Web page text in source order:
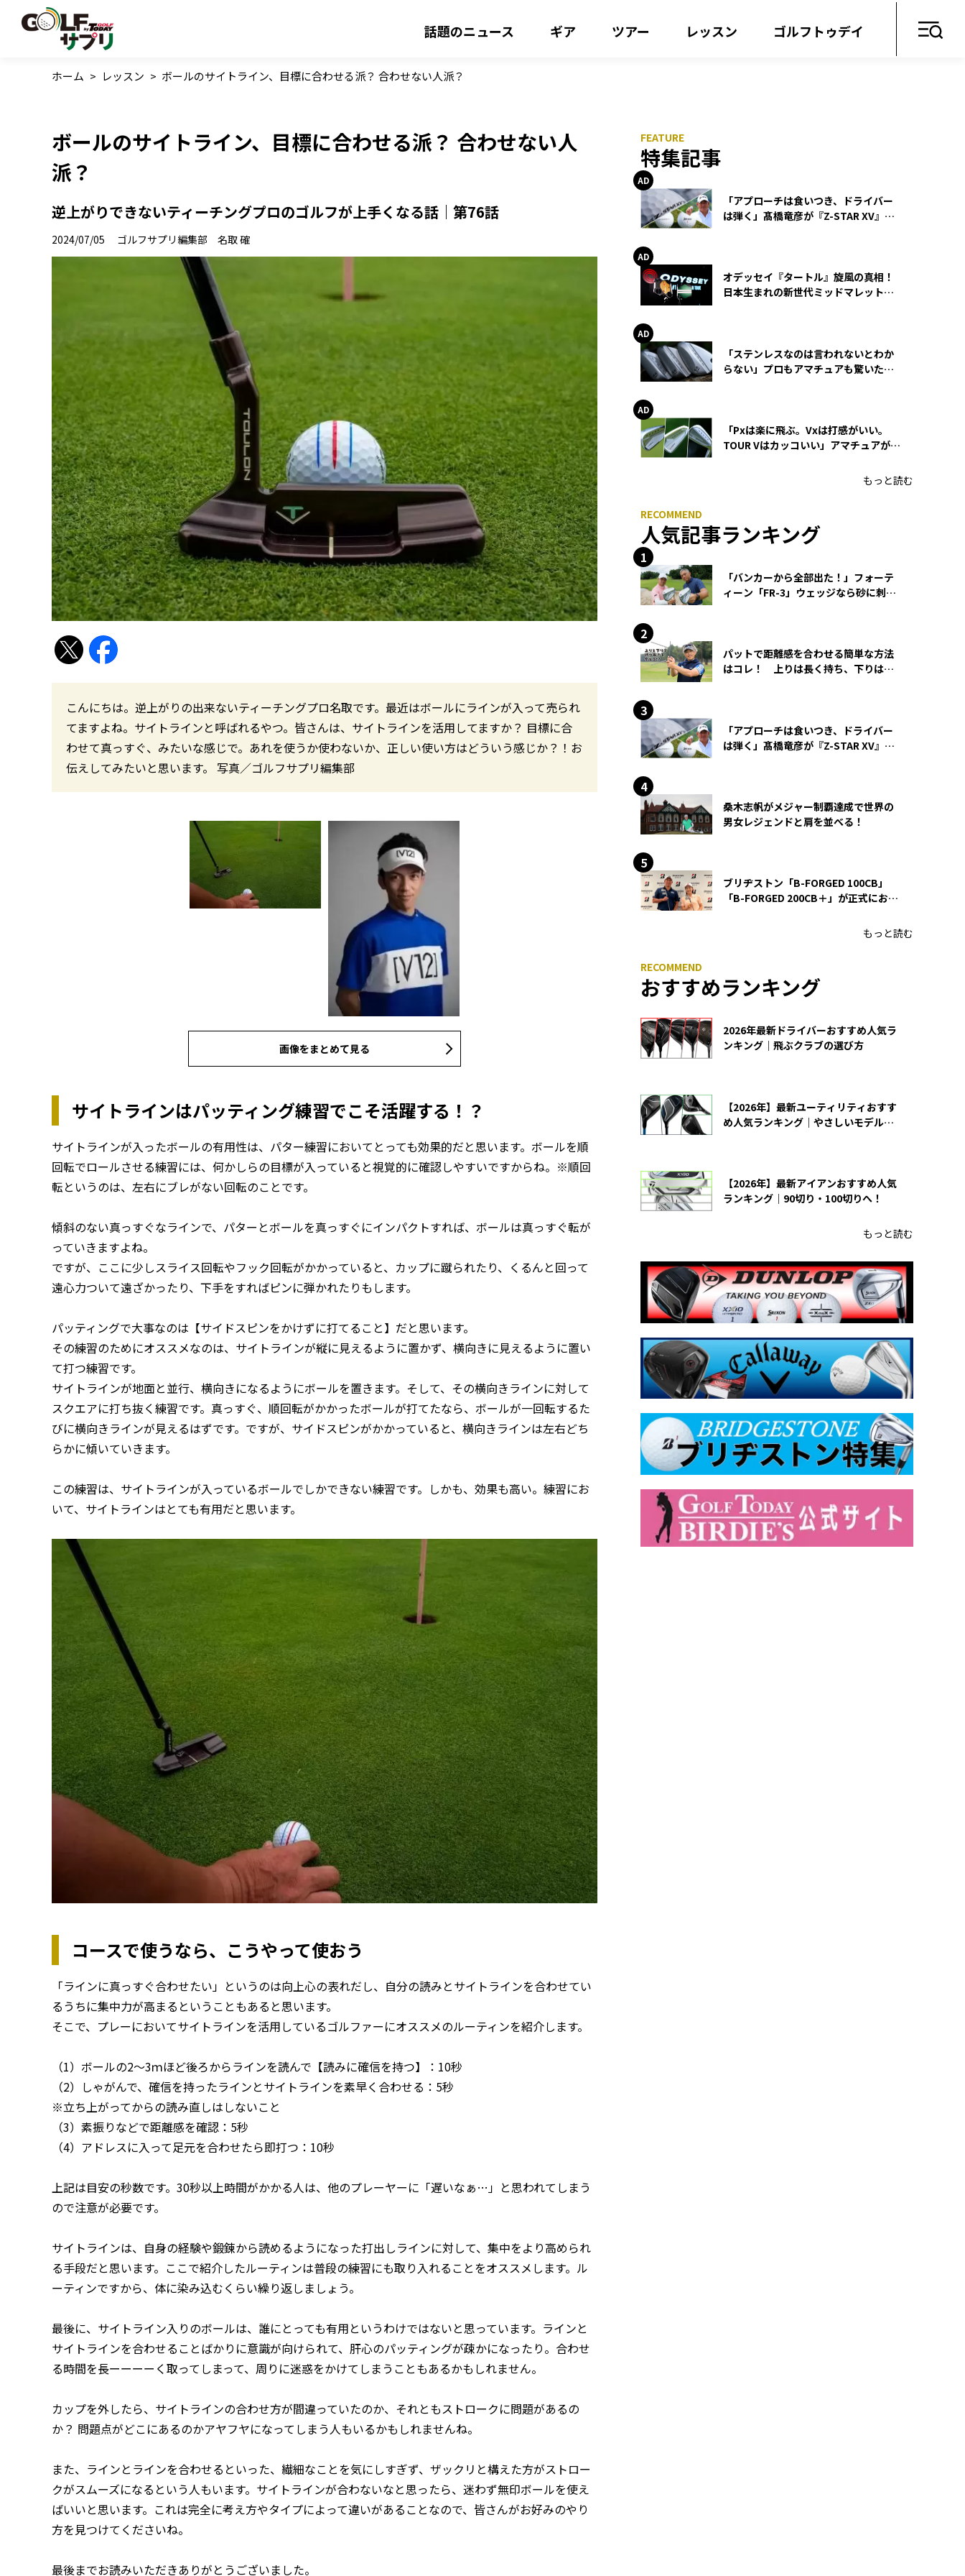
話題のニュース ギア ツアー レッスン ゴルフトゥデイ
ホーム > レッスン > ボールのサイトライン、目標に合わせる派？ 合わせない人派？
ボールのサイトライン、目標に合わせる派？ 合わせない人
派？
逆上がりできないティーチングプロのゴルフが上手くなる話｜第76話
2024/07/05 ゴルフサプリ編集部 名取 確
こんにちは。逆上がりの出来ないティーチングプロ名取です。最近はボールにラインが入って売られ
てますよね。サイトラインと呼ばれるやつ。皆さんは、サイトラインを活用してますか？ 目標に合
わせて真っすぐ、みたいな感じで。あれを使うか使わないか、正しい使い方はどういう感じか？！お
伝えしてみたいと思います。 写真／ゴルフサプリ編集部
画像をまとめて見る
サイトラインはパッティング練習でこそ活躍する！？
サイトラインが入ったボールの有用性は、パター練習においてとっても効果的だと思います。ボールを順
回転でロールさせる練習には、何かしらの目標が入っていると視覚的に確認しやすいですからね。※順回
転というのは、左右にブレがない回転のことです。
傾斜のない真っすぐなラインで、パターとボールを真っすぐにインパクトすれば、ボールは真っすぐ転が
っていきますよね。
ですが、ここに少しスライス回転やフック回転がかかっていると、カップに蹴られたり、くるんと回って
遠心力ついて遠ざかったり、下手をすればピンに弾かれたりもします。
パッティングで大事なのは【サイドスピンをかけずに打てること】だと思います。
その練習のためにオススメなのは、サイトラインが縦に見えるように置かず、横向きに見えるように置い
て打つ練習です。
サイトラインが地面と並行、横向きになるようにボールを置きます。そして、その横向きラインに対して
スクエアに打ち抜く練習です。真っすぐ、順回転がかかったボールが打てたなら、ボールが一回転するた
びに横向きラインが見えるはずです。ですが、サイドスピンがかかっていると、横向きラインは左右どち
らかに傾いていきます。
この練習は、サイトラインが入っているボールでしかできない練習です。しかも、効果も高い。練習にお
いて、サイトラインはとても有用だと思います。
コースで使うなら、こうやって使おう
「ラインに真っすぐ合わせたい」というのは向上心の表れだし、自分の読みとサイトラインを合わせてい
るうちに集中力が高まるということもあると思います。
そこで、プレーにおいてサイトラインを活用しているゴルファーにオススメのルーティンを紹介します。
（1）ボールの2～3ｍほど後ろからラインを読んで【読みに確信を持つ】：10秒
（2）しゃがんで、確信を持ったラインとサイトラインを素早く合わせる：5秒
※立ち上がってからの読み直しはしないこと
（3）素振りなどで距離感を確認：5秒
（4）アドレスに入って足元を合わせたら即打つ：10秒
上記は目安の秒数です。30秒以上時間がかかる人は、他のプレーヤーに「遅いなぁ…」と思われてしまう
ので注意が必要です。
サイトラインは、自身の経験や鍛錬から読めるようになった打出しラインに対して、集中をより高められ
る手段だと思います。ここで紹介したルーティンは普段の練習にも取り入れることをオススメします。ル
ーティンですから、体に染み込むくらい繰り返しましょう。
最後に、サイトライン入りのボールは、誰にとっても有用というわけではないと思っています。ラインと
サイトラインを合わせることばかりに意識が向けられて、肝心のパッティングが疎かになったり。合わせ
る時間を長ーーーーく取ってしまって、周りに迷惑をかけてしまうこともあるかもしれません。
カップを外したら、サイトラインの合わせ方が間違っていたのか、それともストロークに問題があるの
か？ 問題点がどこにあるのかアヤフヤになってしまう人もいるかもしれませんね。
また、ラインとラインを合わせるといった、繊細なことを気にしすぎず、ザックリと構えた方がストロー
クがスムーズになるという人もいます。サイトラインが合わないなと思ったら、迷わず無印ボールを使え
ばいいと思います。これは完全に考え方やタイプによって違いがあることなので、皆さんがお好みのやり
方を見つけてくださいね。
最後までお読みいただきありがとうございました。
特集記事
「アプローチは食いつき、ドライバー
は弾く」髙橋竜彦が『Z-STAR XV』を
オデッセイ『タートル』旋風の真相！
日本生まれの新世代ミッドマレットが
「ステンレスなのは言われないとわか
らない」プロもアマチュアも驚いた
「Pxは楽に飛ぶ。Vxは打感がいい。
TOUR Vはカッコいい」アマチュアが選
もっと読む
人気記事ランキング
「バンカーから全部出た！」フォーテ
ィーン「FR-3」ウェッジなら砂に刺さ
パットで距離感を合わせる簡単な方法
はコレ！ 上りは長く持ち、下りは短
「アプローチは食いつき、ドライバー
は弾く」髙橋竜彦が『Z-STAR XV』を
桑木志帆がメジャー制覇達成で世界の
男女レジェンドと肩を並べる！
ブリヂストン「B-FORGED 100CB」
「B-FORGED 200CB＋」が正式にお披
もっと読む
おすすめランキング
2026年最新ドライバーおすすめ人気ラ
ンキング｜飛ぶクラブの選び方
【2026年】最新ユーティリティおすす
め人気ランキング｜やさしいモデルの
【2026年】最新アイアンおすすめ人気
ランキング｜90切り・100切りへ！
もっと読む